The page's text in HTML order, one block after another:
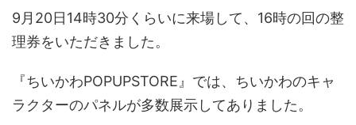
9月20日14時30分くらいに来場して、16時の回の整
理券をいただきました。
『ちいかわPOPUPSTORE』では、ちいかわのキャ
ラクターのパネルが多数展示してありました。